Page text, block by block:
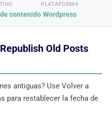
contenido
PLATAFORMA
Wordpress
Old Posts
antiguas? Use Volver a
para restablecer la fecha de